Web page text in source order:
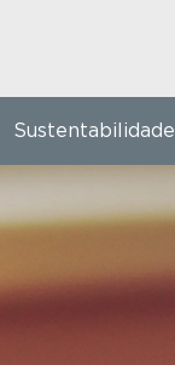
Sustentabilidade